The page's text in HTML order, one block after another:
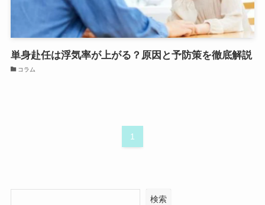
単身赴任は浮気率が上がる？原因と予防策を徹底解説
コラム
1
検索